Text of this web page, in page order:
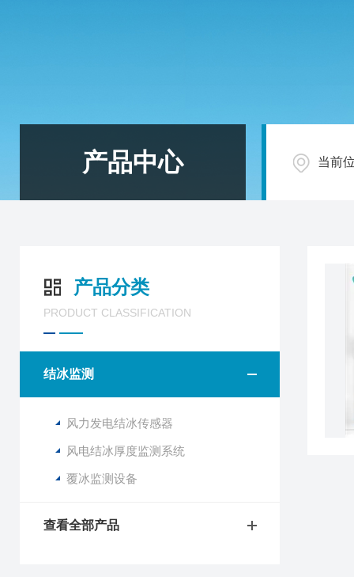
产品中心 当前
产品分类
PRODUCT CLASSIFICATION
结冰监测
风力发电结冰传感器
风电结冰厚度监测系统
覆冰监测设备
查看全部产品